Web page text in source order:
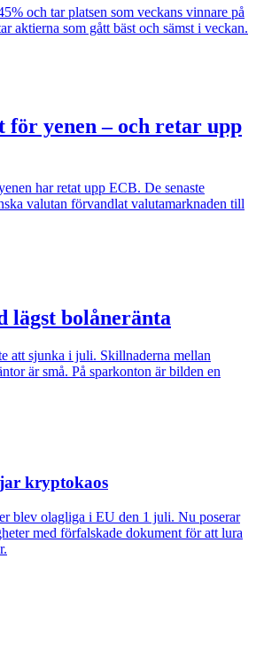
och tar platsen som veckans vinnare på
aktierna som gått bäst och sämst i veckan.
för yenen – och retar upp
har retat upp ECB. De senaste
valutan förvandlat valutamarknaden till
lägst bolåneränta
att sjunka i juli. Skillnaderna mellan
är små. På sparkonton är bilden en
kryptokaos
blev olagliga i EU den 1 juli. Nu poserar
med förfalskade dokument för att lura